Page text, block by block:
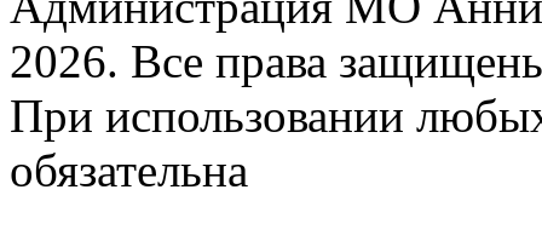
2026. Все права
При использовании
обязательна